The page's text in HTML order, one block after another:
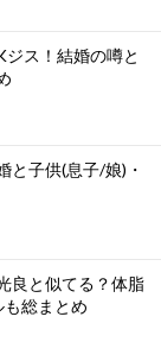
ス！結婚の噂と
と子供(息子/娘)・
良と似てる？体脂
総まとめ